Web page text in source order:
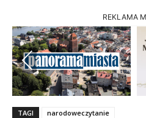
REKLAMA
Previous
TAGI narodoweczytanie